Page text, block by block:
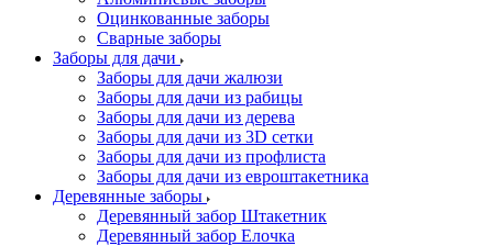
Оцинкованные заборы
Сварные заборы
Заборы для дачи
Заборы для дачи жалюзи
Заборы для дачи из рабицы
Заборы для дачи из дерева
Заборы для дачи из 3D сетки
Заборы для дачи из профлиста
Заборы для дачи из евроштакетника
Деревянные заборы
Деревянный забор Штакетник
Деревянный забор Елочка